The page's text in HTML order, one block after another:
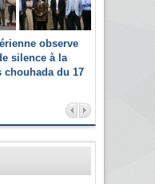
observe
silence à la
chouhada du 17